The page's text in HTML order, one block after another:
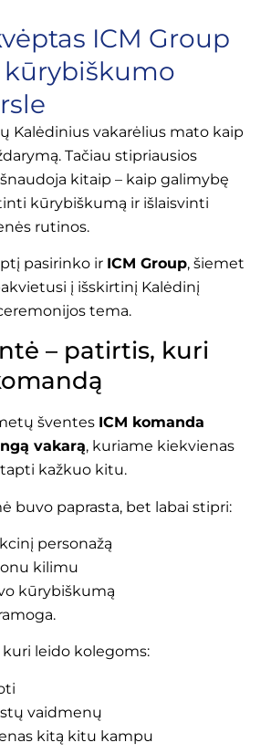
ICM Group
kūrybiškumo
Kalėdinius vakarėlius mato kaip
Tačiau stipriausios
kitaip – kaip galimybę
kūrybiškumą ir išlaisvinti
rutinos.
pasirinko ir ICM Group, šiemet
į išskirtinį Kalėdinį
tema.
– patirtis, kuri
šventes ICM komanda
vakarą, kuriame kiekvienas
kažkuo kitu.
buvo paprasta, bet labai stipri:
personažą
kilimu
kūrybiškumą
leido kolegoms:
vaidmenų
kitą kitu kampu